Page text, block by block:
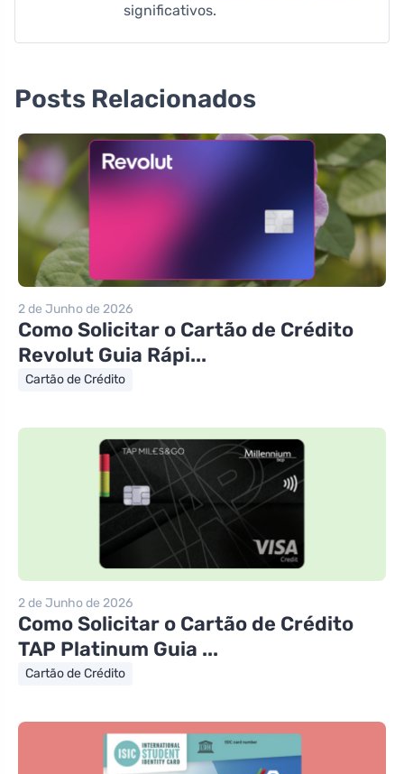
significativos.
Posts Relacionados
2 de Junho de 2026
Como Solicitar o Cartão de Crédito
Revolut Guia Rápi...
Cartão de Crédito
2 de Junho de 2026
Como Solicitar o Cartão de Crédito
TAP Platinum Guia ...
Cartão de Crédito